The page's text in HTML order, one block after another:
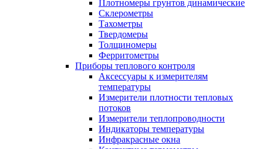
Плотномеры грунтов динамические
Склерометры
Тахометры
Твердомеры
Толщиномеры
Ферритометры
Приборы теплового контроля
Аксессуары к измерителям
температуры
Измерители плотности тепловых
потоков
Измерители теплопроводности
Индикаторы температуры
Инфракрасные окна